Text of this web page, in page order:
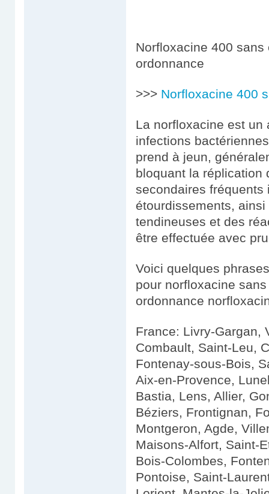
Norfloxacine 400
ordonnance
>>> Norfloxacine 400
La norfloxacine est un
infections
prend à jeun,
bloquant la réplication
secondaires
étourdissements,
tendineuses et des
être effectuée avec
Voici quelques
pour norfloxacine
ordonnance
France: Livry-Gargan,
Combault, Saint-Leu,
Fontenay-sous-Bois,
Aix-en-Provence,
Bastia, Lens, Allier,
Béziers, Frontignan,
Montgeron, Agde,
Maisons-Alfort, Saint-
Bois-Colombes,
Pontoise, Saint-